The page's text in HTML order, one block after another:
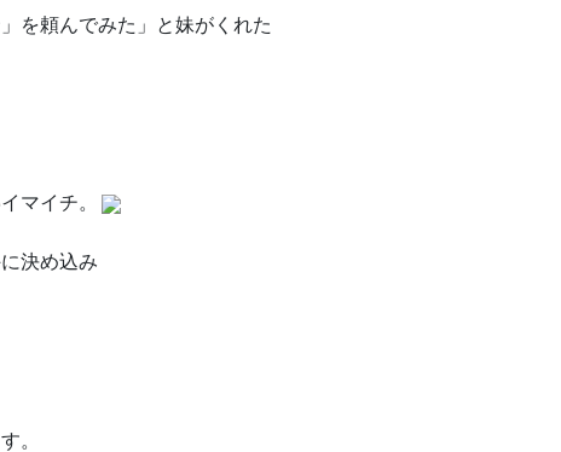
を頼んでみた」と妹がくれた
マイチ。
決め込み
。